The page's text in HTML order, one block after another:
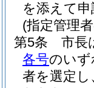
を添えて
(指定管理
第5条
市長
各号のいず
者を選定